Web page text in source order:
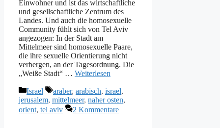
Einwohner und ist das wirtschaftliche
und gesellschaftliche Zentrum des
Landes. Und auch die homosexuelle
Community fühlt sich von Tel Aviv
angezogen: In der Stadt am
Mittelmeer sind homosexuelle Paare,
die ihre sexuelle Orientierung nicht
verbergen, an der Tagesordnung. Die
„Weiße Stadt“ … Weiterlesen
Kategorien
Israel Schlagwörter
araber, arabisch, israel,
jerusalem, mittelmeer, naher osten,
orient, tel aviv 2 Kommentare